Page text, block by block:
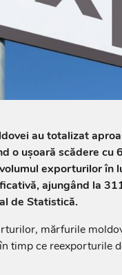
au totalizat
o ușoară scădere cu
exporturilor în
ajungând la
de Statistică.
mărfurile
timp ce reexporturile